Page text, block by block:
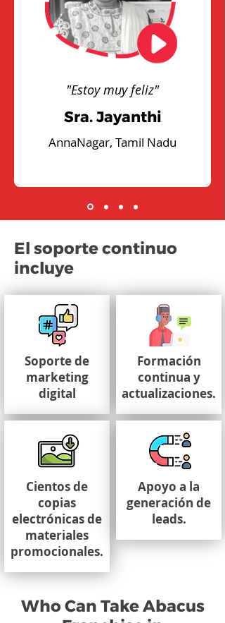
"Estoy muy feliz"
Sra. Jayanthi
AnnaNagar, Tamil Nadu
El soporte continuo
incluye
Soporte de
marketing
digital
Cientos de
copias
electrónicas de
materiales
promocionales.
Formación
continua y
actualizaciones.
Apoyo a la
generación de
leads.
Who Can Take Abacus